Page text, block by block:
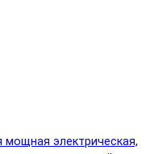
мощная электрическая,